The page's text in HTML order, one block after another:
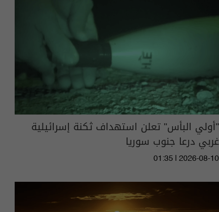
"أولي البأس" تعلن استهداف ثكنة إسرائيلية
غربي درعا جنوب سوريا
01:35 | 2026-08-10